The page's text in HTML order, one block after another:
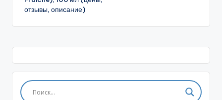
отзывы, описание)